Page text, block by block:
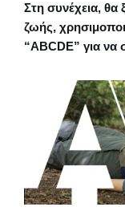
Στη συνέχεια, θα
ζωής,
“ABCDE” για να